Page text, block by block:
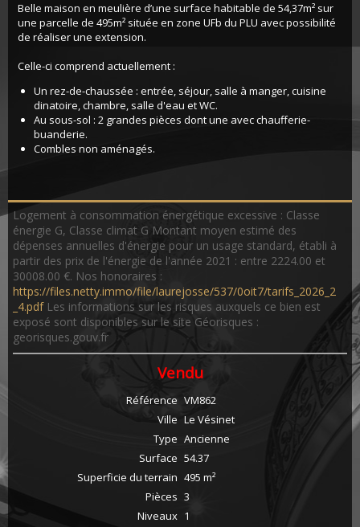
Belle maison en meulière d’une surface habitable de 54,37m² sur
une parcelle de 495m² située en zone UFb du PLU avec possibilité
de réaliser une extension.
Celle-ci comprend actuellement :
Un rez-de-chaussée : entrée, séjour, salle à manger, cuisine
dinatoire, chambre, salle d'eau et WC.
Au sous-sol : 2 grandes pièces dont une avec chaufferie-
buanderie.
Combles non aménagés.
Logement à consommation énergétique excessive : Classe
énergie G, Classe climat G Montant moyen estimé des
dépenses annuelles d'énergie pour un usage standard, établi à
partir des prix de l'énergie de l'année 2021 : entre 2224.00 et
30008.00 €. Nos honoraires :
https://files.netty.immo/file/laurejosse/537/0oit7/tarifs_2026_2
_4.pdfLes informations sur les risques auxquels ce bien est
exposé sont disponibles sur le site Géorisques :
georisques.gouv.fr
Vendu
Référence VM862
Ville Le Vésinet
Type Ancienne
Surface 54.37
Superficie du terrain 495 m²
Pièces 3
Niveaux 1